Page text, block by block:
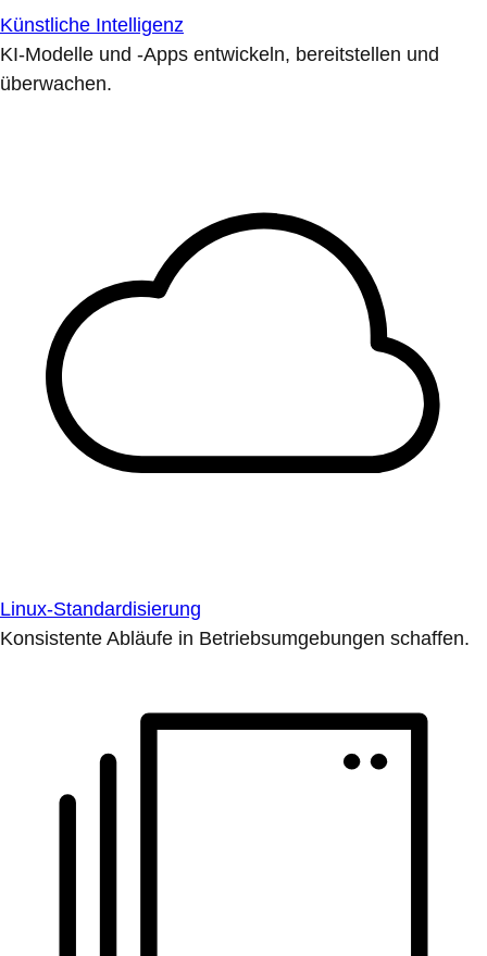
Künstliche Intelligenz
KI-Modelle und -Apps entwickeln, bereitstellen und
überwachen.
Linux-Standardisierung
Konsistente Abläufe in Betriebsumgebungen schaffen.